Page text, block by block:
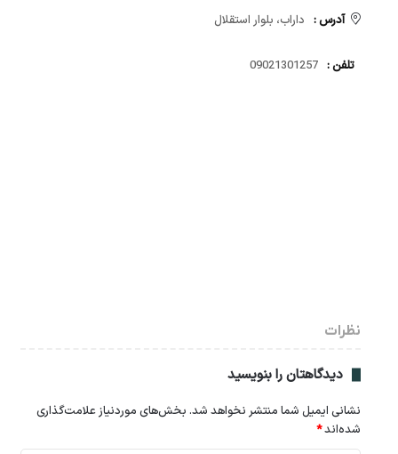
آدرس : داراب، بلوار استقلال
تلفن : 09021301257
نظرات
دیدگاهتان را بنویسید
نشانی ایمیل شما منتشر نخواهد شد. بخش‌های موردنیاز علامت‌گذاری
شده‌اند*